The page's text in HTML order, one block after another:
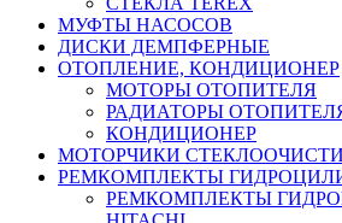
МУФТЫ НАСОСОВ
ДИСКИ ДЕМПФЕРНЫЕ
ОТОПЛЕНИЕ, КОНДИЦИОНЕР
МОТОРЫ ОТОПИТЕЛЯ
РАДИАТОРЫ
КОНДИЦИОНЕР
МОТОРЧИКИ
РЕМКОМПЛЕКТЫ
РЕМКОМПЛЕКТЫ